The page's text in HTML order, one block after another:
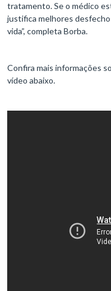
tratamento. Se o médico
justifica melhores
vida”, completa Borba.
Confira mais informações
vídeo abaixo.